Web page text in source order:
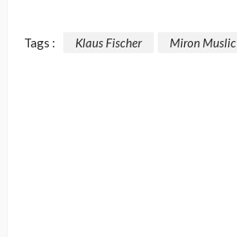
Tags : Klaus Fischer Miron Muslic